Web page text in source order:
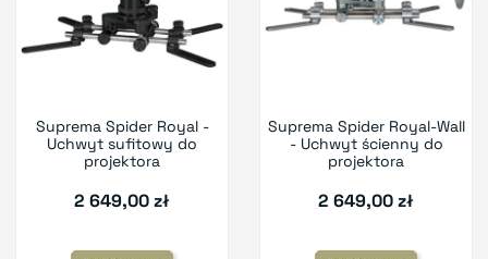
Suprema Spider Royal -
Uchwyt sufitowy do
projektora
2 649,00 zł
Suprema Spider Royal-Wall
- Uchwyt ścienny do
projektora
2 649,00 zł